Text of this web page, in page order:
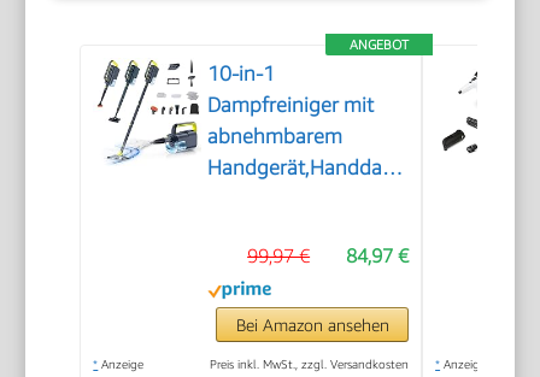
ANGEBOT
10-in-1
Dampfreiniger mit
abnehmbarem
Handgerät,Handdampfreiniger
84,97 €
99,97 €
Bei Amazon ansehen
* Anzeige Preis inkl. MwSt., zzgl. Versandkosten * Anzeige